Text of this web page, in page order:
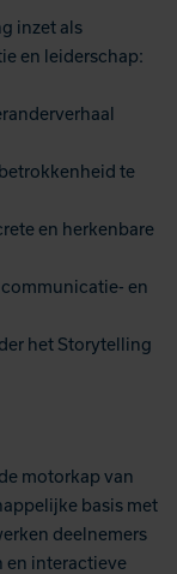
inzet als
en leiderschap:
te
en herkenbare
en
het Storytelling
motorkap van
basis met
deelnemers
en interactieve